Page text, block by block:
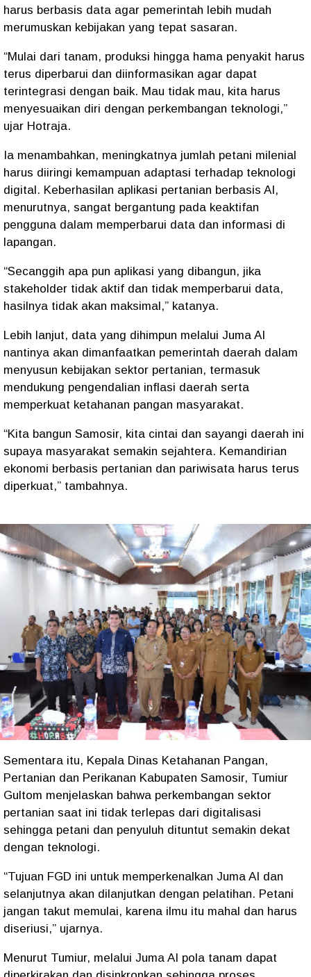
harus berbasis data agar pemerintah lebih mudah
merumuskan kebijakan yang tepat sasaran.
“Mulai dari tanam, produksi hingga hama penyakit harus
terus diperbarui dan diinformasikan agar dapat
terintegrasi dengan baik. Mau tidak mau, kita harus
menyesuaikan diri dengan perkembangan teknologi,”
ujar Hotraja.
Ia menambahkan, meningkatnya jumlah petani milenial
harus diiringi kemampuan adaptasi terhadap teknologi
digital. Keberhasilan aplikasi pertanian berbasis AI,
menurutnya, sangat bergantung pada keaktifan
pengguna dalam memperbarui data dan informasi di
lapangan.
“Secanggih apa pun aplikasi yang dibangun, jika
stakeholder tidak aktif dan tidak memperbarui data,
hasilnya tidak akan maksimal,” katanya.
Lebih lanjut, data yang dihimpun melalui Juma AI
nantinya akan dimanfaatkan pemerintah daerah dalam
menyusun kebijakan sektor pertanian, termasuk
mendukung pengendalian inflasi daerah serta
memperkuat ketahanan pangan masyarakat.
“Kita bangun Samosir, kita cintai dan sayangi daerah ini
supaya masyarakat semakin sejahtera. Kemandirian
ekonomi berbasis pertanian dan pariwisata harus terus
diperkuat,” tambahnya.
Sementara itu, Kepala Dinas Ketahanan Pangan,
Pertanian dan Perikanan Kabupaten Samosir, Tumiur
Gultom menjelaskan bahwa perkembangan sektor
pertanian saat ini tidak terlepas dari digitalisasi
sehingga petani dan penyuluh dituntut semakin dekat
dengan teknologi.
“Tujuan FGD ini untuk memperkenalkan Juma AI dan
selanjutnya akan dilanjutkan dengan pelatihan. Petani
jangan takut memulai, karena ilmu itu mahal dan harus
diseriusi,” ujarnya.
Menurut Tumiur, melalui Juma AI pola tanam dapat